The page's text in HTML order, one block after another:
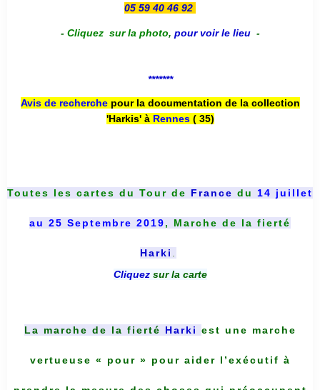
05 59 40 46 92
- Cliquez sur la photo, pour voir le lieu -
*******
Avis de recherche pour la documentation de la collection
'Harkis' à Rennes( 35)
Toutes les cartes du Tour de France du 14 juillet
au 25 Septembre 2019, Marche de la fierté
Harki .
Cliquez sur la carte
La marche de la fierté Harki est une marche
vertueuse « pour » pour aider l’exécutif à